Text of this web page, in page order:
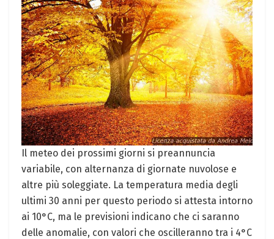
Il meteo dei prossimi giorni si preannuncia
variabile, con alternanza di giornate nuvolose e
altre più soleggiate. La temperatura media degli
ultimi 30 anni per questo periodo si attesta intorno
ai 10°C, ma le previsioni indicano che ci saranno
delle anomalie, con valori che oscilleranno tra i 4°C